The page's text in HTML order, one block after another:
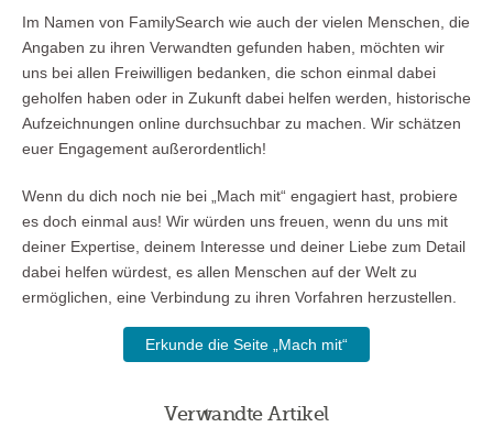
Im Namen von FamilySearch wie auch der vielen Menschen, die
Angaben zu ihren Verwandten gefunden haben, möchten wir
uns bei allen Freiwilligen bedanken, die schon einmal dabei
geholfen haben oder in Zukunft dabei helfen werden, historische
Aufzeichnungen online durchsuchbar zu machen. Wir schätzen
euer Engagement außerordentlich!
Wenn du dich noch nie bei „Mach mit“ engagiert hast, probiere
es doch einmal aus! Wir würden uns freuen, wenn du uns mit
deiner Expertise, deinem Interesse und deiner Liebe zum Detail
dabei helfen würdest, es allen Menschen auf der Welt zu
ermöglichen, eine Verbindung zu ihren Vorfahren herzustellen.
Erkunde die Seite „Mach mit“
Verwandte Artikel